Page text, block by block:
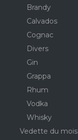
Brandy
Calvados
Cognac
Divers
Gin
Grappa
Rhum
Vodka
Whisky
Vedette du mois